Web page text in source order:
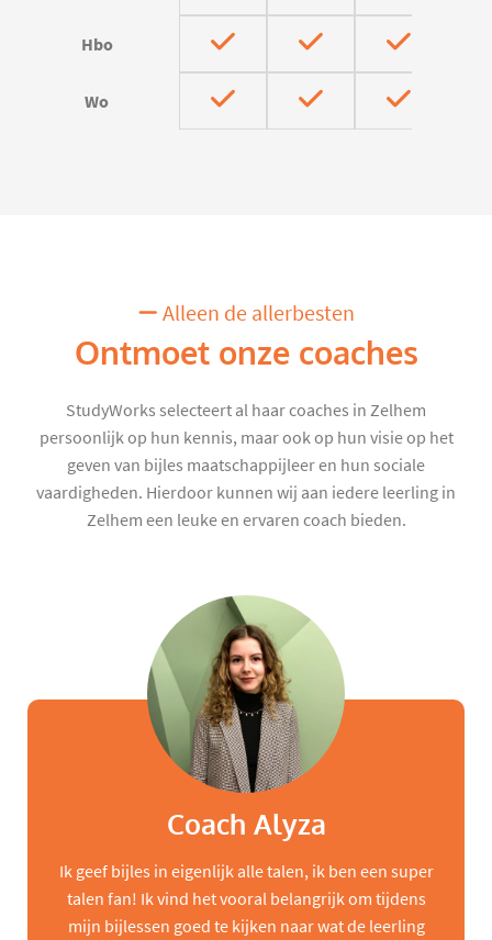
Hbo
Wo
Alleen de allerbesten
Ontmoet onze coaches
StudyWorks selecteert al haar coaches in Zelhem
persoonlijk op hun kennis, maar ook op hun visie op het
geven van bijles maatschappijleer en hun sociale
vaardigheden. Hierdoor kunnen wij aan iedere leerling in
Zelhem een leuke en ervaren coach bieden.
Coach Alyza
Ik geef bijles in eigenlijk alle talen, ik ben een super
talen fan! Ik vind het vooral belangrijk om tijdens
mijn bijlessen goed te kijken naar wat de leerling